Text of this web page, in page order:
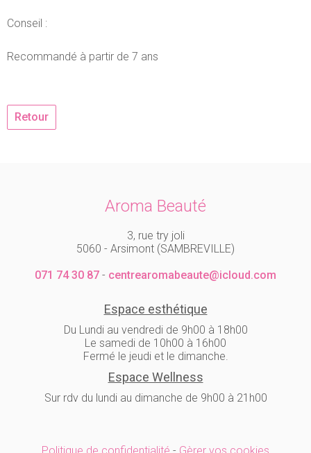
Conseil :
Recommandé à partir de 7 ans
Retour
Aroma Beauté
3, rue try joli
5060 - Arsimont (SAMBREVILLE)
071 74 30 87 - centrearomabeaute@icloud.com
Espace esthétique
Du Lundi au vendredi de 9h00 à 18h00
Le samedi de 10h00 à 16h00
Fermé le jeudi et le dimanche.
Espace Wellness
Sur rdv du lundi au dimanche de 9h00 à 21h00